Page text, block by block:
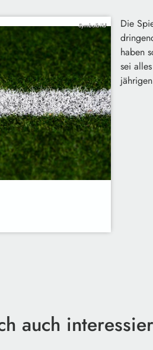
Symbolbild
Die
haben
sei
auch